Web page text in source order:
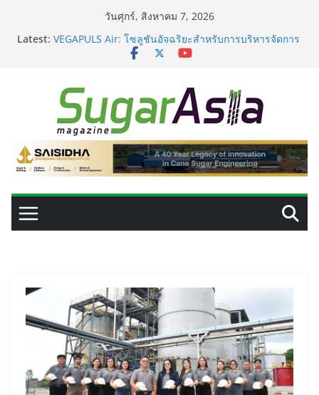
วันศุกร์, สิงหาคม 7, 2026
Latest: VEGAPULS Air: โซลูชันอัจฉริยะสำหรับการบริหารจัดการ
ถังเก็บในอุตสาหกรรมน้ำตาล
GC เปิดโรงงาน NatureWorks แห่งใหม่ ผลิต PLA ครบ
วงจร ดันไทยสู่ศูนย์กลางไบโอพลาสติกของเอเชีย
อุตสาหกรรมเอทานอลไทยพร้อมรับ E20 โรงงาน 28 แห่งมี
กำลังผลิตรวม 7.2 ล้านลิตร/วัน
เครื่องแยกสีความแม่นยำสูง ยกระดับคุณภาพน้ำตาลและ
ประสิทธิภาพการผลิต